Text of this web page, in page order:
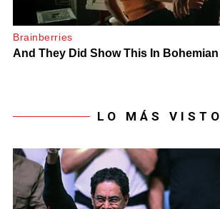
LO MÁS VISTO